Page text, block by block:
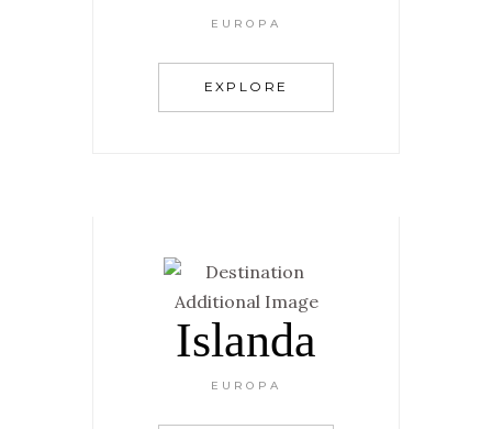
EUROPA
EXPLORE
Islanda
EUROPA